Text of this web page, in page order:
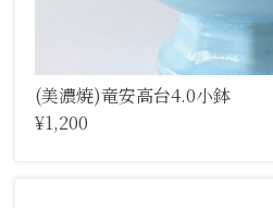
(美濃焼)竜安高台4.0小鉢
¥1,200